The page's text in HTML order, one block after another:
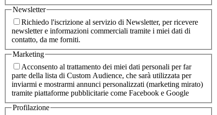
Newsletter
Richiedo l'iscrizione al servizio di Newsletter, per ricevere
newsletter e informazioni commerciali tramite i miei dati di
contatto, da me forniti.
Marketing
Acconsento al trattamento dei miei dati personali per far
parte della lista di Custom Audience, che sarà utilizzata per
inviarmi e mostrarmi annunci personalizzati (marketing mirato)
tramite piattaforme pubblicitarie come Facebook e Google
Profilazione